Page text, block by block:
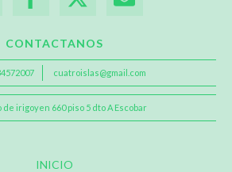
CONTACTANOS
cuatroislas@gmail.com
irigoyen 660 piso 5 dto A Escobar
INICIO